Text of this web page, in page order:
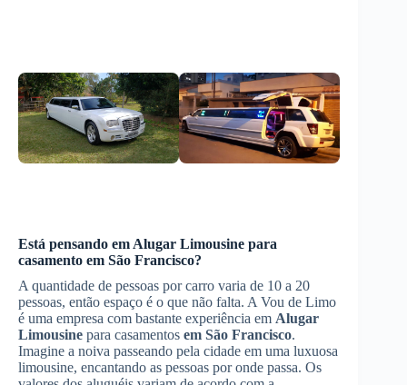
Está pensando em Alugar Limousine para
casamento em São Francisco?
A quantidade de pessoas por carro varia de 10 a 20
pessoas, então espaço é o que não falta. A Vou de Limo
é uma empresa com bastante experiência em Alugar
Limousine para casamentos em São Francisco.
Imagine a noiva passeando pela cidade em uma luxuosa
limousine, encantando as pessoas por onde passa. Os